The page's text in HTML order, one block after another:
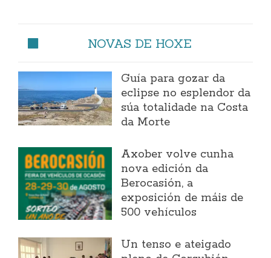
NOVAS DE HOXE
Guía para gozar da
eclipse no esplendor da
súa totalidade na Costa
da Morte
Axober volve cunha
nova edición da
Berocasión, a
exposición de máis de
500 vehículos
Un tenso e ateigado